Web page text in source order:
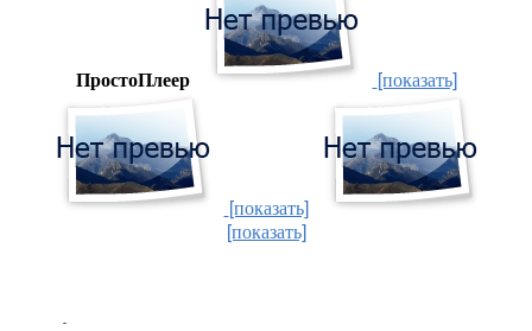
ПростоПлеер [показать]
[показать]
[показать]